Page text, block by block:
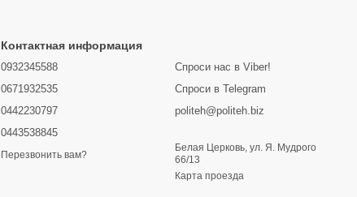
Контактная информация
0932345588
0671932535
0442230797
0443538845
Перезвонить вам?
Спроси нас в Viber!
Спроси в Telegram
politeh@politeh.biz
Белая Церковь, ул. Я. Мудрого
66/13
Карта проезда